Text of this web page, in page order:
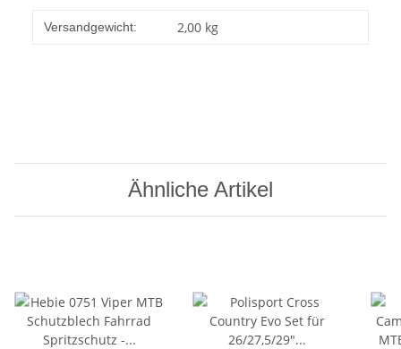
Versandgewicht: 2,00 kg
Ähnliche Artikel